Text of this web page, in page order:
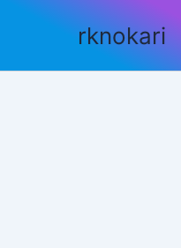
rknokari